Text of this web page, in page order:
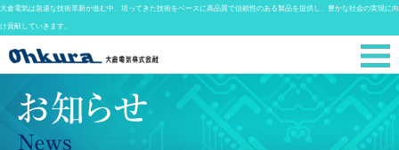
大倉電気は急速な技術革新が進む中、培ってきた技術をベースに高品質で信頼性のある製品を提供し、豊かな社会の実現に向
け貢献していきます。